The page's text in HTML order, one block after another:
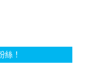
絲！